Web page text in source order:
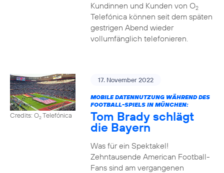
Kundinnen und Kunden von O2
Telefónica können seit dem späten
gestrigen Abend wieder
vollumfänglich telefonieren.
Credits: O2Telefónica
17. November 2022
MOBILE DATENNUTZUNG WÄHREND DES
FOOTBALL-SPIELS IN MÜNCHEN:
Tom Brady schlägt
die Bayern
Was für ein Spektakel!
Zehntausende American Football-
Fans sind am vergangenen